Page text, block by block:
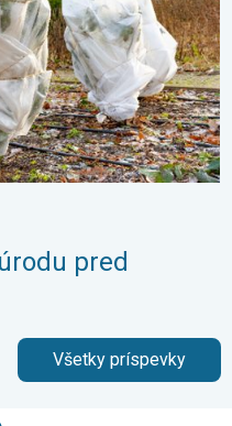
pred
Všetky príspevky